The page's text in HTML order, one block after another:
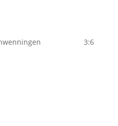
07 Schwenningen 3:6